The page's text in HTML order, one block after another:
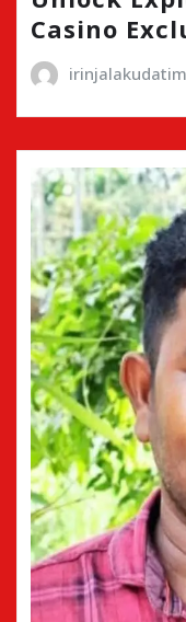
Casino